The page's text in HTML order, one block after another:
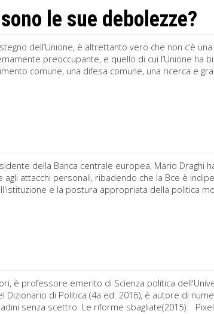
le sue debolezze?
dell’Unione, è altrettanto vero che non c’è
preoccupante, e quello di cui l’Unione ha
comune, una difesa comune, una ricerca e
della Banca centrale europea, Mario Draghi
attacchi personali, ribadendo che la Bce è
e la postura appropriata della politica
è professore emerito di Scienza politica
di Politica (4a ed. 2016), è autore di
senza scettro. Le riforme sbagliate(2015).